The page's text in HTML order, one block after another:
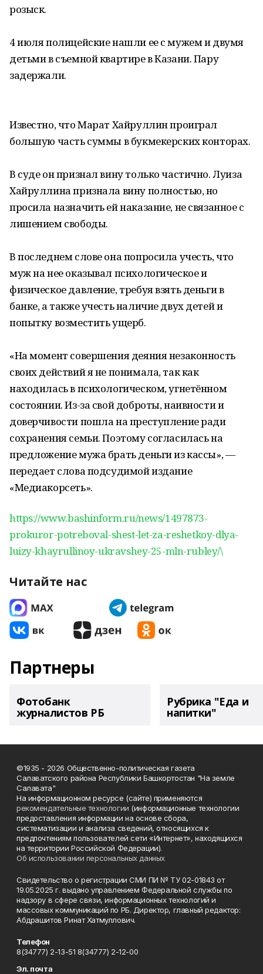
розыск.
4 июля полицейские нашли ее с мужем и двумя
детьми в съемной квартире в Казани. Пару
задержали.
Известно, что Марат Хайруллин проиграл
большую часть суммы в букмекерских конторах.
В суде он признал вину только частично. Луиза
Хайруллина признала вину полностью, но
просила назначить ей наказание, не связанное с
лишением свободы.
В последнем слове она попросила учесть, что
муж на нее оказывал психологическое и
физическое давление, требуя взять деньги в
банке, а также учесть наличие двух детей и
попытку возместить ущерб.
«На момент совершения деяния незаконность
своих действий я не понимала, так как
находилась в психологическом, угнетённом
состоянии. Из-за свой доброты, наивности и
доверчивости пошла на преступление ради
сохранения семьи. Поэтому согласилась на
предложение мужа брать деньги из кассы», —
передает слова подсудимой издание
«Медиакорсеть».
https://www.bashinform.ru/news/1497873-
prokuror-potreboval-shest-let-za-reshetkoy-dlya-
luizy-khayrullinoy-ukravshey-25-mln-rubley/\
Читайте нас
Партнеры
Фотобанк
журналистов РБ
Рубрика "Еда и
напитки"
©1935 - 2026 Общественно-политическая газета
Салаватского района Республики Башкортостан "На земле
Салавата"
На информационном ресурсе (сайте) применяются
рекомендательные технологии (информационные технологии
предоставления информации на основе сбора,
систематизации и анализа сведений, относящихся к
предпочтениям пользователей сети «Интернет», находящихся
на территории Российской Федерации).
Об использовании персональных данных
Свидетельство о регистрации СМИ ПИ № ТУ 02-01843 от
19.05.2025 г. выдано управлением Федеральной службы по
надзору в сфере связи, информационных технологий и
массовых коммуникаций по РБ. Директор, главный редактор:
Абдрашитов Ринат Хатмуллович.
Телефон
8(34777) 2-13-51 8(34777) 2-12-00
Эл. почта